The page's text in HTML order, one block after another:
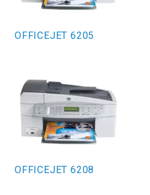
OFFICEJET 6205
OFFICEJET 6208